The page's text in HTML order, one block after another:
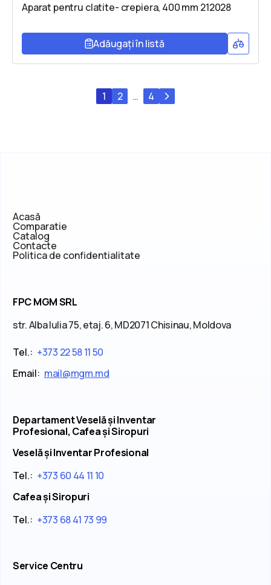
Aparat pentru clatite- crepiera, 400 mm 212028
Adăugați în listă
1 2 … 4
Acasă
Comparatie
Catalog
Contacte
Politica de confidentialitate
FPC MGM SRL
str. Alba Iulia 75, etaj. 6, MD2071 Chisinau, Moldova
Tel.: +373 22 58 11 50
Email: mail@mgm.md
Departament Veselă și Inventar
Profesional, Cafea și Siropuri
Veselă și Inventar Profesional
Tel.: +373 60 44 11 10
Cafea și Siropuri
Tel.: +373 68 41 73 99
Service Centru